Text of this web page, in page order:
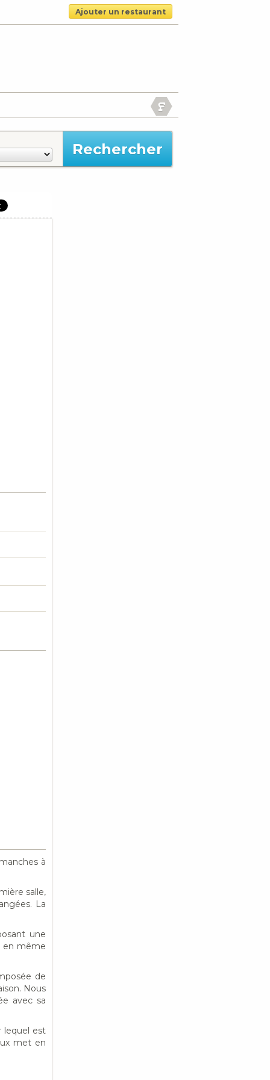
Ajouter un restaurant
à
salle,
La
une
en même
de
Nous
avec sa
lequel est
met en